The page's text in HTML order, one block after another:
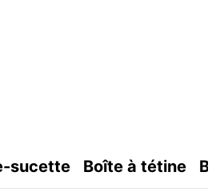
sucette Boîte à tétine